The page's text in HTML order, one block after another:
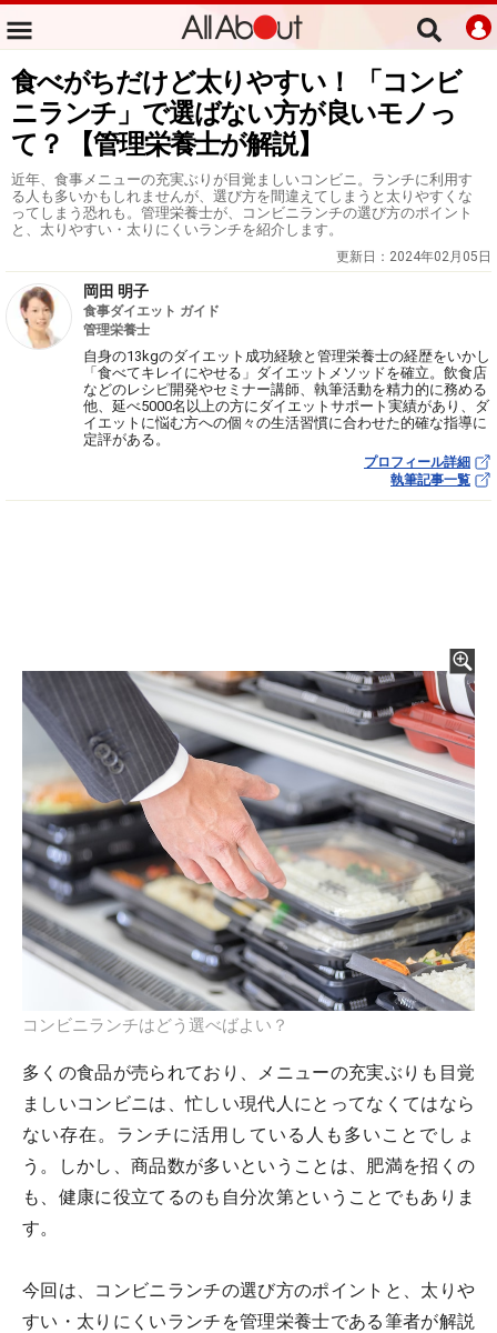
食べがちだけど太りやすい！ 「コンビ
ニランチ」で選ばない方が良いモノっ
て？ 【管理栄養士が解説】
近年、食事メニューの充実ぶりが目覚ましいコンビニ。ランチに利用す
る人も多いかもしれませんが、選び方を間違えてしまうと太りやすくな
ってしまう恐れも。管理栄養士が、コンビニランチの選び方のポイント
と、太りやすい・太りにくいランチを紹介します。
更新日： 2024年02月05日
岡田 明子
食事ダイエット ガイド
管理栄養士
自身の13kgのダイエット成功経験と管理栄養士の経歴をいかし
「食べてキレイにやせる」ダイエットメソッドを確立。飲食店
などのレシピ開発やセミナー講師、執筆活動を精力的に務める
他、延べ5000名以上の方にダイエットサポート実績があり、ダ
イエットに悩む方への個々の生活習慣に合わせた的確な指導に
定評がある。
プロフィール詳細
執筆記事一覧
コンビニランチはどう選べばよい？
多くの食品が売られており、メニューの充実ぶりも目覚
ましいコンビニは、忙しい現代人にとってなくてはなら
ない存在。ランチに活用している人も多いことでしょ
う。しかし、商品数が多いということは、肥満を招くの
も、健康に役立てるのも自分次第ということでもありま
す。
今回は、コンビニランチの選び方のポイントと、太りや
すい・太りにくいランチを管理栄養士である筆者が解説